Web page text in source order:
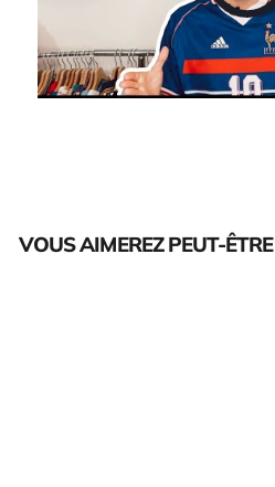
VOUS AIMEREZ PEUT-ÊTRE